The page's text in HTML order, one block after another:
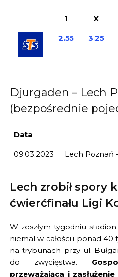
1 X
2.55 3.25
Djurgaden – Lech
(bezpośrednie
Data
09.03.2023 Lech Poznań
Lech zrobił spory
ćwierćfinału Ligi
W zeszłym tygodniu
niemal w całości i ponad
na trybunach przy ul.
do zwycięstwa.
przeważająca i